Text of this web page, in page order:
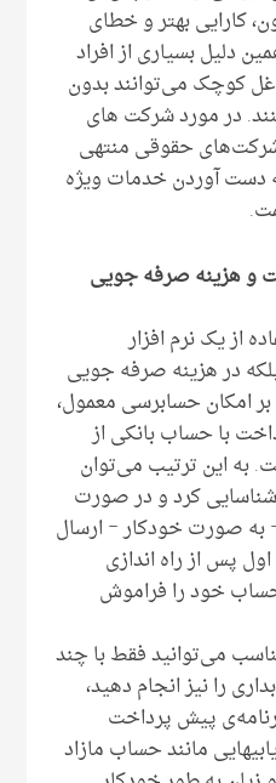
کارایی بهتر و خطای
دلیل بسیاری از افراد
کوچک می‌توانند بدون
در مورد شرکت های
شرکت‌های حقوقی منتهی
دست آوردن خدمات ویژه
و هزینه صرفه جویی
از یک نرم افزار
در هزینه صرفه جویی
بر امکان حسابرسی معمول،
با حساب بانکی از
به این ترتیب می‌توان
شناسایی کرد و در صورت
به صورت خودکار – ارسال
پس از راه اندازی
خود را فراموش
می‌توانید فقط با چند
را نیز انجام دهید،
پیش پرداخت
مانند حساب مازاد